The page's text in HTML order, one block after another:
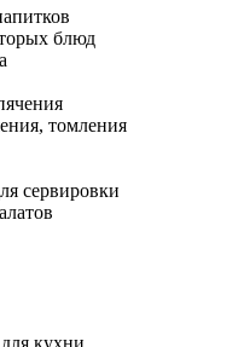
блюд
томления
сервировки
кухни